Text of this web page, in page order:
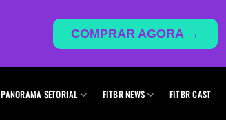
COMPRAR AGORA →
PANORAMA SETORIAL FITBR NEWS FITBR CAST